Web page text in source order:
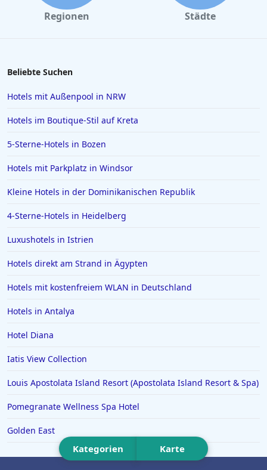
Hotels auf Sardinien
Hotels in Österreich
Hotels in Usedom Town
Hotels in Mainz
Hotels in Zürich
Hotels in Verona
Hotels in Niedersachsen
Hotels in Sonthofen
Hotels in Kühtai
Hotels in Würmern
Kategorien Karte
Regionen Städte
Beliebte Suchen
Hotels mit Außenpool in NRW
Hotels im Boutique-Stil auf Kreta
5-Sterne-Hotels in Bozen
Hotels mit Parkplatz in Windsor
Kleine Hotels in der Dominikanischen Republik
4-Sterne-Hotels in Heidelberg
Luxushotels in Istrien
Hotels direkt am Strand in Ägypten
Hotels mit kostenfreiem WLAN in Deutschland
Hotels in Antalya
Hotel Diana
Iatis View Collection
Louis Apostolata Island Resort (Apostolata Island Resort & Spa)
Pomegranate Wellness Spa Hotel
Golden East